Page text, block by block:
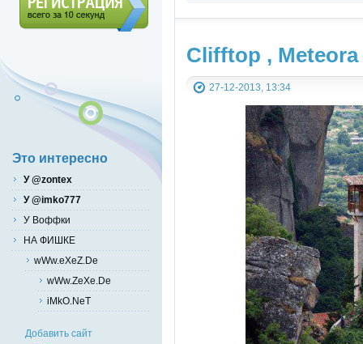
Clifftop , Meteora
27-12-2013, 13:34
Это интересно
У @zontex
У @imko777
У Воффки
НА ФИШКЕ
wWw.eXeZ.De
wWw.ZeXe.De
iMkO.NeT
Добавить сайт